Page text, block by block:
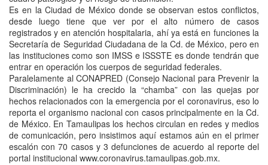
Es en la Ciudad de México donde se observan estos conflictos,
desde luego tiene que ver por el alto número de casos
registrados y en atención hospitalaria, ahí ya está en funciones la
Secretaría de Seguridad Ciudadana de la Cd. de México, pero en
las instituciones como son IMSS e ISSSTE es donde tendrán que
entrar en operación los cuerpos de seguridad federales.
Paralelamente al CONAPRED (Consejo Nacional para Prevenir la
Discriminación) le ha crecido la “chamba” con las quejas por
hechos relacionados con la emergencia por el coronavirus, eso lo
reporta el organismo nacional con casos principalmente en la Cd.
de México. En Tamaulipas los hechos circulan en redes y medios
de comunicación, pero insistimos aquí estamos aún en el primer
escalón con 70 casos y 3 defunciones de acuerdo al reporte del
portal institucional www.coronavirus.tamaulipas.gob.mx.